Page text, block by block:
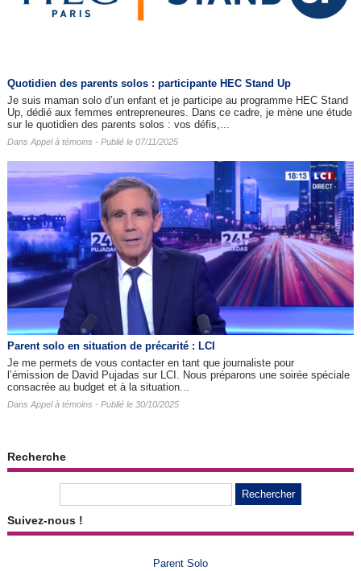
Quotidien des parents solos : participante HEC Stand Up
Je suis maman solo d’un enfant et je participe au programme HEC Stand
Up, dédié aux femmes entrepreneures. Dans ce cadre, je mène une étude
sur le quotidien des parents solos : vos défis,...
Dans Appel à témoins - Publié le 07/11/2025
Parent solo en situation de précarité : LCI
Je me permets de vous contacter en tant que journaliste pour
l’émission de David Pujadas sur LCI. Nous préparons une soirée spéciale
consacrée au budget et à la situation...
Dans Appel à témoins - Publié le 30/10/2025
Recherche
Suivez-nous !
Parent Solo